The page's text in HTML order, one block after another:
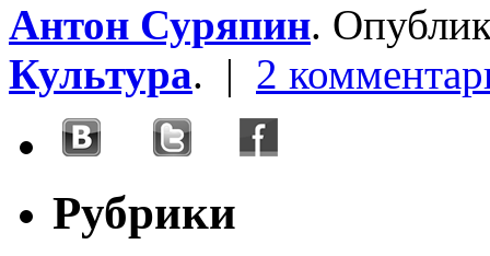
Антон Суряпин.
Культура. | 2
Рубрики